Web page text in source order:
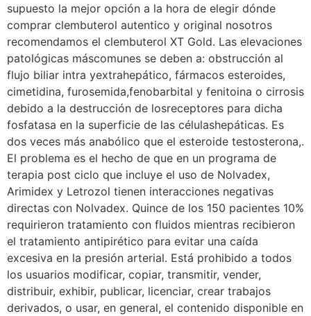
supuesto la mejor opción a la hora de elegir dónde
comprar clembuterol autentico y original nosotros
recomendamos el clembuterol XT Gold. Las elevaciones
patológicas máscomunes se deben a: obstrucción al
flujo biliar intra yextrahepático, fármacos esteroides,
cimetidina, furosemida,fenobarbital y fenitoina o cirrosis
debido a la destrucción de losreceptores para dicha
fosfatasa en la superficie de las célulashepáticas. Es
dos veces más anabólico que el esteroide testosterona,.
El problema es el hecho de que en un programa de
terapia post ciclo que incluye el uso de Nolvadex,
Arimidex y Letrozol tienen interacciones negativas
directas con Nolvadex. Quince de los 150 pacientes 10%
requirieron tratamiento con fluidos mientras recibieron
el tratamiento antipirético para evitar una caída
excesiva en la presión arterial. Está prohibido a todos
los usuarios modificar, copiar, transmitir, vender,
distribuir, exhibir, publicar, licenciar, crear trabajos
derivados, o usar, en general, el contenido disponible en